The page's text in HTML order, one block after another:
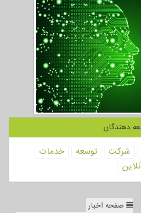
دهندگان
شركت توسعه
خدمات
صفحه اخبار